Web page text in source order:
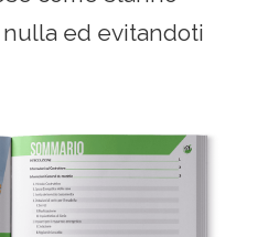
ed evitandoti